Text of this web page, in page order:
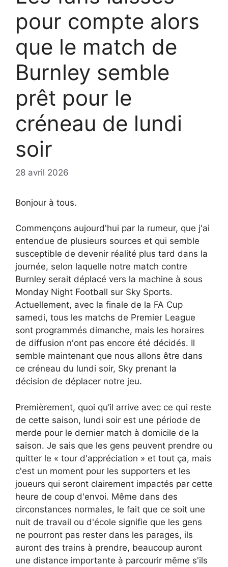
pour compte alors
que le match de
Burnley semble
prêt pour le
créneau de lundi
soir
28 avril 2026
Bonjour à tous.
Commençons aujourd'hui par la rumeur, que j'ai
entendue de plusieurs sources et qui semble
susceptible de devenir réalité plus tard dans la
journée, selon laquelle notre match contre
Burnley serait déplacé vers la machine à sous
Monday Night Football sur Sky Sports.
Actuellement, avec la finale de la FA Cup
samedi, tous les matchs de Premier League
sont programmés dimanche, mais les horaires
de diffusion n'ont pas encore été décidés. Il
semble maintenant que nous allons être dans
ce créneau du lundi soir, Sky prenant la
décision de déplacer notre jeu.
Premièrement, quoi qu’il arrive avec ce qui reste
de cette saison, lundi soir est une période de
merde pour le dernier match à domicile de la
saison. Je sais que les gens peuvent prendre ou
quitter le « tour d'appréciation » et tout ça, mais
c'est un moment pour les supporters et les
joueurs qui seront clairement impactés par cette
heure de coup d'envoi. Même dans des
circonstances normales, le fait que ce soit une
nuit de travail ou d'école signifie que les gens
ne pourront pas rester dans les parages, ils
auront des trains à prendre, beaucoup auront
une distance importante à parcourir même s'ils